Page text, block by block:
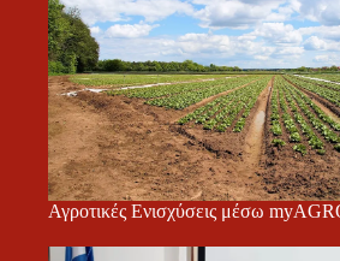
Αγροτικές Ενισχύσεις μέσω